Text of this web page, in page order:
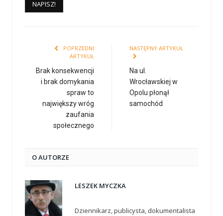
POPRZEDNI
ARTYKUŁ
Brak konsekwencji
i brak domykania
spraw to
największy wróg
zaufania
społecznego
NASTĘPNY ARTYKUŁ
Na ul.
Wrocławskiej w
Opolu płonął
samochód
O AUTORZE
LESZEK MYCZKA
Dziennikarz, publicysta, dokumentalista